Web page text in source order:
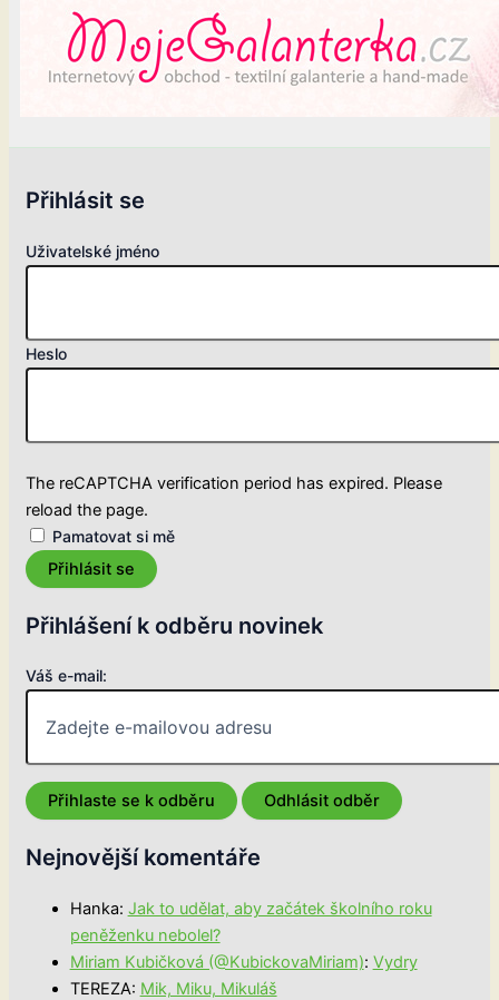
Přihlásit se
Uživatelské jméno
Heslo
The reCAPTCHA verification period has expired. Please
reload the page.
Pamatovat si mě
Přihlásit se
Přihlášení k odběru novinek
Váš e-mail:
Nejnovější komentáře
Hanka: Jak to udělat, aby začátek školního roku
peněženku nebolel?
Miriam Kubičková (@KubickovaMiriam): Vydry
TEREZA: Mik, Miku, Mikuláš